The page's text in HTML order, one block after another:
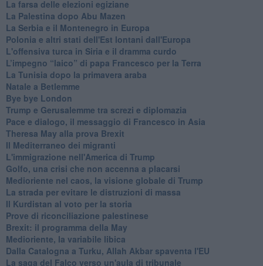
La farsa delle elezioni egiziane
La Palestina dopo Abu Mazen
La Serbia e il Montenegro in Europa
Polonia e altri stati dell'Est lontani dall'Europa
L'offensiva turca in Siria e il dramma curdo
L’impegno “laico” di papa Francesco per la Terra
La Tunisia dopo la primavera araba
Natale a Betlemme
Bye bye London
Trump e Gerusalemme tra screzi e diplomazia
Pace e dialogo, il messaggio di Francesco in Asia
Theresa May alla prova Brexit
Il Mediterraneo dei migranti
L'immigrazione nell'America di Trump
Golfo, una crisi che non accenna a placarsi
Medioriente nel caos, la visione globale di Trump
La strada per evitare le distruzioni di massa
Il Kurdistan al voto per la storia
Prove di riconciliazione palestinese
Brexit: il programma della May
Medioriente, la variabile libica
Dalla Catalogna a Turku, Allah Akbar spaventa l'EU
La saga del Falco verso un'aula di tribunale